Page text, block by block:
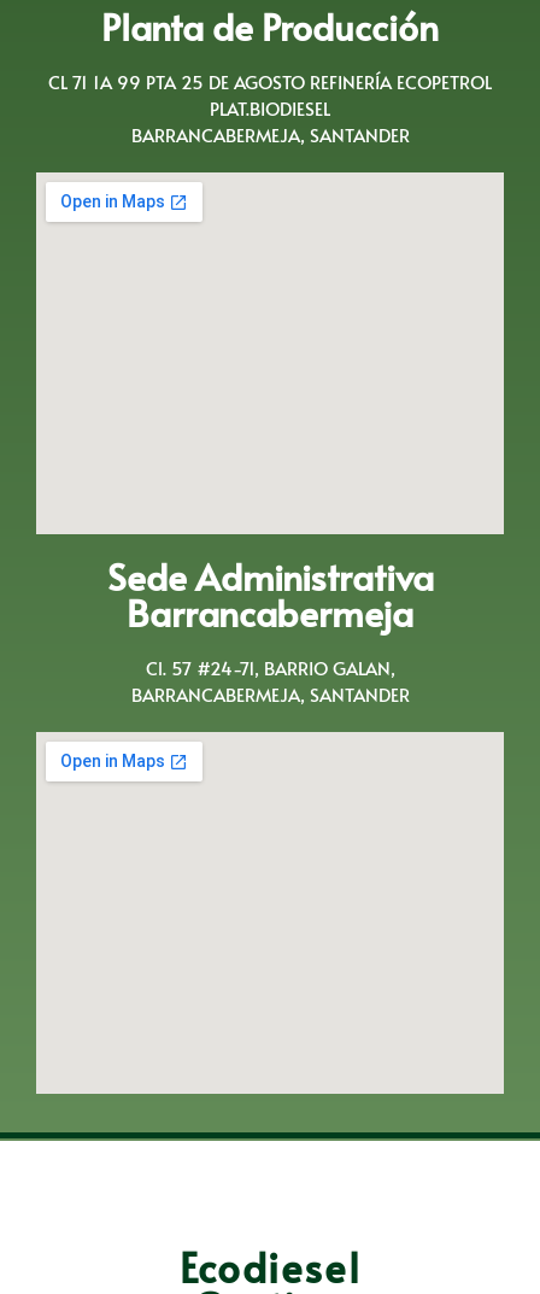
Planta de Producción
CL 71 1A 99 PTA 25 DE AGOSTO REFINERÍA ECOPETROL
PLAT.BIODIESEL
BARRANCABERMEJA, SANTANDER
Sede Administrativa
Barrancabermeja
Cl. 57 #24-71, BARRIO GALAN,
BARRANCABERMEJA, SANTANDER
Ecodiesel